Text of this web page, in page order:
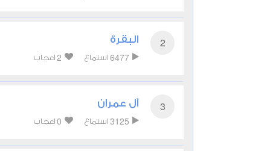
2 البقرة
6477 استماع 2 اعجاب
3 آل عمران
3125 استماع 0 اعجاب